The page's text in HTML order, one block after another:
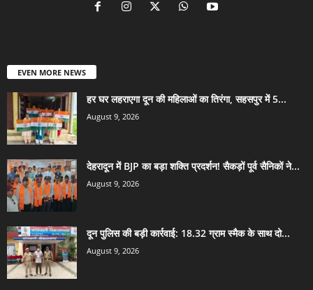
EVEN MORE NEWS
हर घर लहराएगा दून की महिलाओं का तिरंगा, सहसपुर में 5...
August 9, 2026
देहरादून में BJP का बड़ा शक्ति प्रदर्शन! सैकड़ों पूर्व सैनिकों ने...
August 9, 2026
दून पुलिस की बड़ी कार्रवाई: 18.32 ग्राम स्मैक के साथ दो...
August 9, 2026